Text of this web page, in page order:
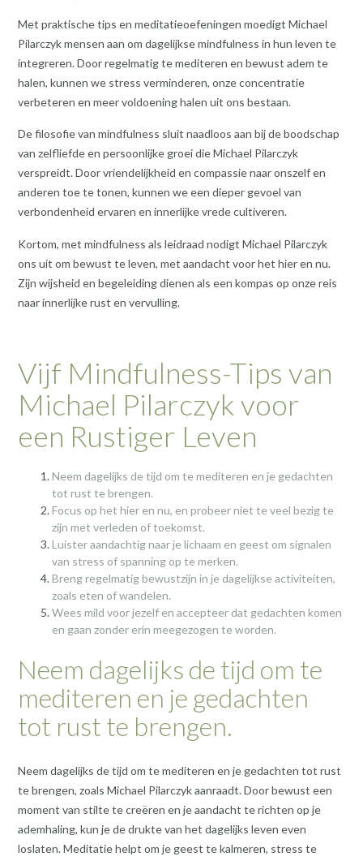
Met praktische tips en meditatieoefeningen moedigt Michael
Pilarczyk mensen aan om dagelijkse mindfulness in hun leven te
integreren. Door regelmatig te mediteren en bewust adem te
halen, kunnen we stress verminderen, onze concentratie
verbeteren en meer voldoening halen uit ons bestaan.
De filosofie van mindfulness sluit naadloos aan bij de boodschap
van zelfliefde en persoonlijke groei die Michael Pilarczyk
verspreidt. Door vriendelijkheid en compassie naar onszelf en
anderen toe te tonen, kunnen we een dieper gevoel van
verbondenheid ervaren en innerlijke vrede cultiveren.
Kortom, met mindfulness als leidraad nodigt Michael Pilarczyk
ons uit om bewust te leven, met aandacht voor het hier en nu.
Zijn wijsheid en begeleiding dienen als een kompas op onze reis
naar innerlijke rust en vervulling.
Vijf Mindfulness-Tips van
Michael Pilarczyk voor
een Rustiger Leven
Neem dagelijks de tijd om te mediteren en je gedachten
tot rust te brengen.
Focus op het hier en nu, en probeer niet te veel bezig te
zijn met verleden of toekomst.
Luister aandachtig naar je lichaam en geest om signalen
van stress of spanning op te merken.
Breng regelmatig bewustzijn in je dagelijkse activiteiten,
zoals eten of wandelen.
Wees mild voor jezelf en accepteer dat gedachten komen
en gaan zonder erin meegezogen te worden.
Neem dagelijks de tijd om te
mediteren en je gedachten
tot rust te brengen.
Neem dagelijks de tijd om te mediteren en je gedachten tot rust
te brengen, zoals Michael Pilarczyk aanraadt. Door bewust een
moment van stilte te creëren en je aandacht te richten op je
ademhaling, kun je de drukte van het dagelijks leven even
loslaten. Meditatie helpt om je geest te kalmeren, stress te